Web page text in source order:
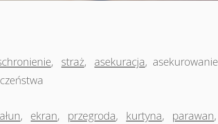
, straż, asekuracja, asekurowanie
, ekran, przegroda, kurtyna, parawan,